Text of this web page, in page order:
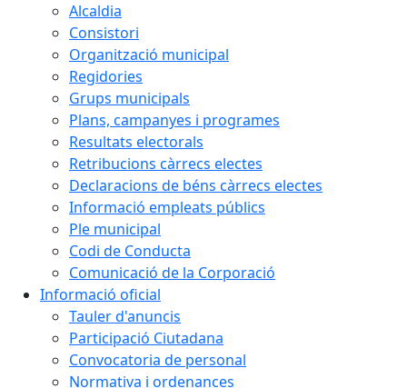
Alcaldia
Consistori
Organització municipal
Regidories
Grups municipals
Plans, campanyes i programes
Resultats electorals
Retribucions càrrecs electes
Declaracions de béns càrrecs electes
Informació empleats públics
Ple municipal
Codi de Conducta
Comunicació de la Corporació
Informació oficial
Tauler d'anuncis
Participació Ciutadana
Convocatoria de personal
Normativa i ordenances